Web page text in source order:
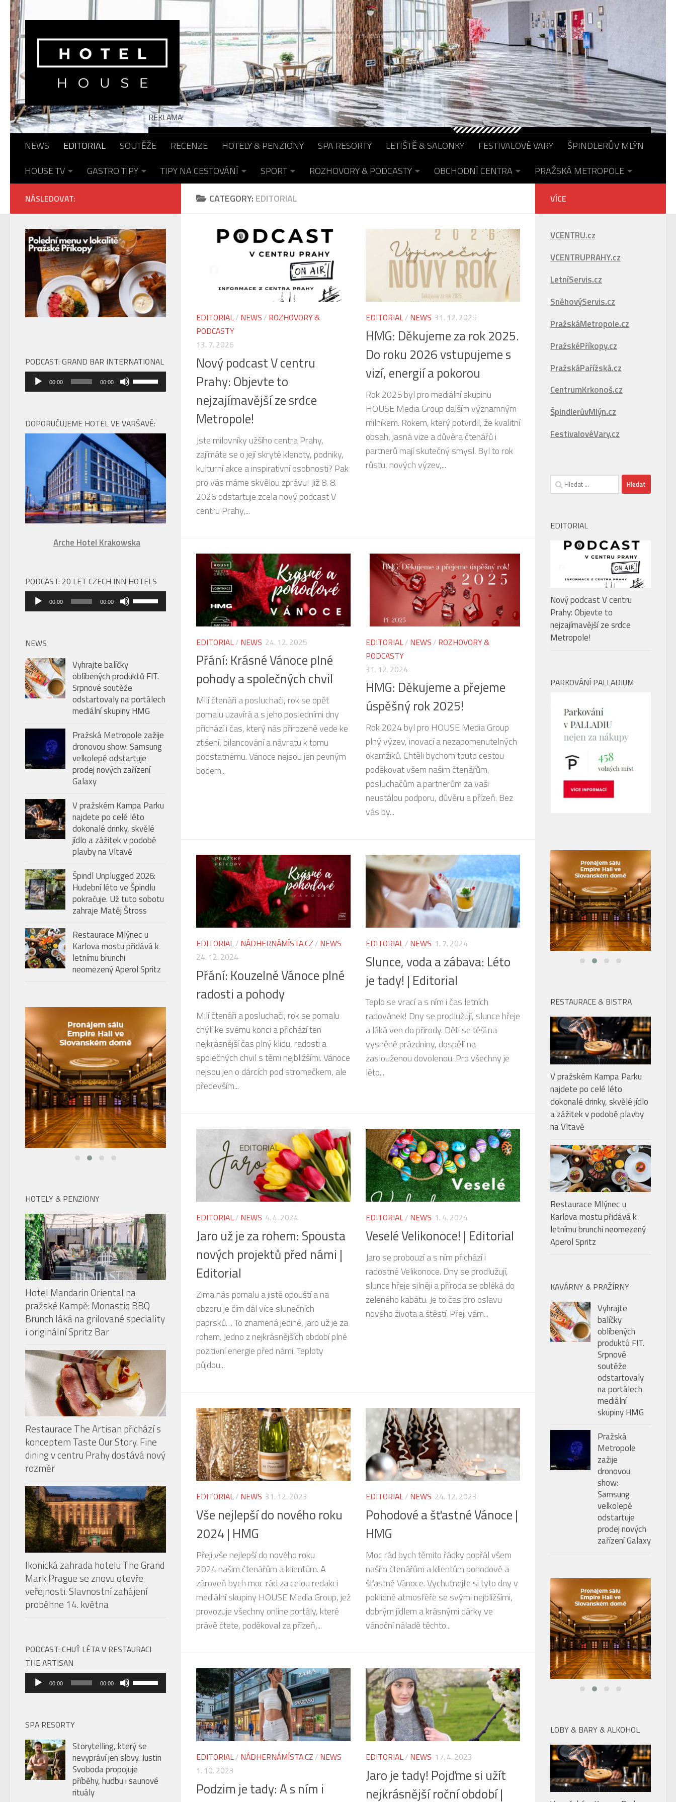
Skip to content
Portál o hotelech, pensionech, spa resortech a restauracích...
REKLAMA:
NEWS EDITORIAL SOUTĚŽE RECENZE HOTELY & PENZIONY SPA RESORTY LETIŠTĚ & SALONKY FESTIVALOVÉ VARY
ŠPINDLERŮV MLÝN
HOUSE TV
GASTRO TIPY TIPY NA CESTOVÁNÍ SPORT ROZHOVORY & PODCASTY OBCHODNÍ CENTRA PRAŽSKÁ METROPOLE
CATEGORY: EDITORIAL
EDITORIAL/ NEWS / ROZHOVORY &
PODCASTY
13. 7. 2026
Nový podcast V centru
Prahy: Objevte to
nejzajímavější ze srdce
Metropole!
Jste milovníky užšího centra Prahy,
zajímáte se o její skryté klenoty, podniky,
kulturní akce a inspirativní osobnosti? Pak
pro vás máme skvělou zprávu! Již 8. 8.
2026 odstartuje zcela nový podcast V
centru Prahy,...
EDITORIAL/ NEWS 31. 12. 2025
HMG: Děkujeme za rok 2025.
Do roku 2026 vstupujeme s
vizí, energií a pokorou
Rok 2025 byl pro mediální skupinu
HOUSE Media Group dalším významným
milníkem. Rokem, který potvrdil, že kvalitní
obsah, jasná vize a důvěra čtenářů i
partnerů mají skutečný smysl. Byl to rok
růstu, nových výzev,...
EDITORIAL/ NEWS 24. 12. 2025
Přání: Krásné Vánoce plné
pohody a společných chvil
Milí čtenáři a posluchači, rok se opět
pomalu uzavírá a s jeho posledními dny
přichází i čas, který nás přirozeně vede ke
ztišení, bilancování a návratu k tomu
podstatnému. Vánoce nejsou jen pevným
bodem...
EDITORIAL/ NEWS / ROZHOVORY &
PODCASTY
31. 12. 2024
HMG: Děkujeme a přejeme
úspěšný rok 2025!
Rok 2024 byl pro HOUSE Media Group
plný výzev, inovací a nezapomenutelných
okamžiků. Chtěli bychom touto cestou
poděkovat všem našim čtenářům,
posluchačům a partnerům za vaši
neustálou podporu, důvěru a přízeň. Bez
vás by...
EDITORIAL/ NÁDHERNÁMÍSTA.CZ / NEWS
24. 12. 2024
Přání: Kouzelné Vánoce plné
radosti a pohody
Milí čtenáři a posluchači, rok se pomalu
chýlí ke svému konci a přichází ten
nejkrásnější čas plný klidu, radosti a
společných chvil s těmi nejbližšími. Vánoce
nejsou jen o dárcích pod stromečkem, ale
především...
EDITORIAL/ NEWS 1. 7. 2024
Slunce, voda a zábava: Léto
je tady! | Editorial
Teplo se vrací a s ním i čas letních
radovánek! Dny se prodlužují, slunce hřeje
a láká ven do přírody. Děti se těší na
vysněné prázdniny, dospělí na
zaslouženou dovolenou. Pro všechny je
léto...
EDITORIAL/ NEWS 4. 4. 2024
Jaro už je za rohem: Spousta
nových projektů před námi |
Editorial
Zima nás pomalu a jistě opouští a na
obzoru je čím dál více slunečních
paprsků… To znamená jediné, jaro už je za
rohem. Jedno z nejkrásnějších období plné
pozitivní energie před námi. Teploty
půjdou...
EDITORIAL/ NEWS 1. 4. 2024
Veselé Velikonoce! | Editorial
Jaro se probouzí a s ním přichází i
radostné Velikonoce. Dny se prodlužují,
slunce hřeje silněji a příroda se obléká do
zeleného kabátu. Je to čas pro oslavu
nového života a štěstí. Přeji vám...
EDITORIAL/ NEWS 31. 12. 2023
Vše nejlepší do nového roku
2024 | HMG
Přeji vše nejlepší do nového roku
2024 našim čtenářům a klientům. A
zároveň bych moc rád za celou redakci
mediální skupiny HOUSE Media Group, jež
provozuje všechny online portály, které
právě čtete, poděkoval za přízeň,...
EDITORIAL/ NEWS 24. 12. 2023
Pohodové a šťastné Vánoce |
HMG
Moc rád bych těmito řádky popřál všem
naším čtenářům a klientům pohodové a
šťastné Vánoce. Vychutnejte si tyto dny v
poklidné atmosféře se svými nejbližšími,
dobrým jídlem a krásnými dárky ve
vánoční náladě těchto...
EDITORIAL/ NÁDHERNÁMÍSTA.CZ / NEWS
1. 10. 2023
Podzim je tady: A s ním i
EDITORIAL/ NEWS 17. 4. 2023
Jaro je tady! Pojďme si užít
nejkrásnější roční období |
NÁSLEDOVAT:
PODCAST: GRAND BAR INTERNATIONAL
Audio
přehrávač
00:00 00:00
Použitím
šipek
zvýšíte
nebo
snížíte
úroveň
hlasitosti.
DOPORUČUJEME HOTEL VE VARŠAVĚ:
Arche Hotel Krakowska
PODCAST: 20 LET CZECH INN HOTELS
Audio
přehrávač
00:00 00:00
Použitím
šipek
úroveň
NEWS
Vyhrajte balíčky
oblíbených produktů FIT.
Srpnové soutěže
odstartovaly na portálech
mediální skupiny HMG
Pražská Metropole zažije
dronovou show: Samsung
velkolepě odstartuje
prodej nových zařízení
Galaxy
V pražském Kampa Parku
najdete po celé léto
dokonalé drinky, skvělé
jídlo a zážitek v podobě
plavby na Vltavě
Špindl Unplugged 2026:
Hudební léto ve Špindlu
pokračuje. Už tuto sobotu
zahraje Matěj Štross
Restaurace Mlýnec u
Karlova mostu přidává k
letnímu brunchi
neomezený Aperol Spritz
HOTELY & PENZIONY
Hotel Mandarin Oriental na
pražské Kampě: Monastiq BBQ
Brunch láká na grilované speciality
i originální Spritz Bar
Restaurace The Artisan přichází s
konceptem Taste Our Story. Fine
dining v centru Prahy dostává nový
rozměr
Ikonická zahrada hotelu The Grand
Mark Prague se znovu otevře
veřejnosti. Slavnostní zahájení
proběhne 14. května
PODCAST: CHUŤ LÉTA V RESTAURACI
THE ARTISAN
Audio
přehrávač
00:00 00:00
Použitím
šipek
snížíte
úroveň
hlasitosti.
SPA RESORTY
Storytelling, který se
nevypráví jen slovy. Justin
Svoboda propojuje
příběhy, hudbu i saunové
rituály
VÍCE
VCENTRU.cz
VCENTRUPRAHY.cz
LetníServis.cz
SněhovýServis.cz
PražskáMetropole.cz
PražskéPříkopy.cz
PražskáPařížská.cz
CentrumKrkonoš.cz
ŠpindlerůvMlýn.cz
FestivalovéVary.cz
Vyhledávání
EDITORIAL
Nový podcast V centru
Prahy: Objevte to
nejzajímavější ze srdce
Metropole!
PARKOVÁNÍ PALLADIUM
RESTAURACE & BISTRA
V pražském Kampa Parku
najdete po celé léto
dokonalé drinky, skvělé jídlo
a zážitek v podobě plavby
na Vltavě
Restaurace Mlýnec u
Karlova mostu přidává k
letnímu brunchi neomezený
Aperol Spritz
KAVÁRNY & PRAŽÍRNY
Vyhrajte
balíčky
oblíbených
produktů FIT.
Srpnové
soutěže
odstartovaly
na portálech
mediální
skupiny HMG
Pražská
Metropole
zažije
dronovou
show:
Samsung
velkolepě
odstartuje
prodej nových
zařízení Galaxy
V pražském Kampa Parku